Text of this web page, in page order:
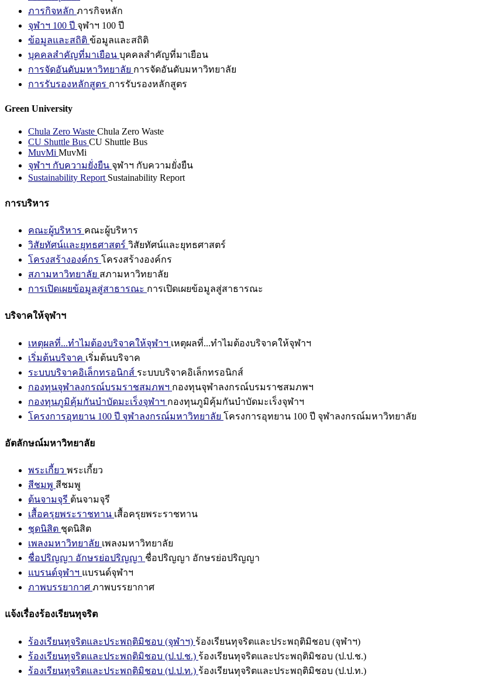
ภารกิจหลัก ภารกิจหลัก
จุฬาฯ 100 ปี จุฬาฯ 100 ปี
ข้อมูลและสถิติ ข้อมูลและสถิติ
บุคคลสำคัญที่มาเยือน บุคคลสำคัญที่มาเยือน
การจัดอันดับมหาวิทยาลัย การจัดอันดับมหาวิทยาลัย
การรับรองหลักสูตร การรับรองหลักสูตร
Green University
Chula Zero Waste Chula Zero Waste
CU Shuttle Bus CU Shuttle Bus
MuvMi MuvMi
จุฬาฯ กับความยั่งยืน จุฬาฯ กับความยั่งยืน
Sustainability Report Sustainability Report
การบริหาร
คณะผู้บริหาร คณะผู้บริหาร
วิสัยทัศน์และยุทธศาสตร์ วิสัยทัศน์และยุทธศาสตร์
โครงสร้างองค์กร โครงสร้างองค์กร
สภามหาวิทยาลัย สภามหาวิทยาลัย
การเปิดเผยข้อมูลสู่สาธารณะ การเปิดเผยข้อมูลสู่สาธารณะ
บริจาคให้จุฬาฯ
เหตุผลที่...ทำไมต้องบริจาคให้จุฬาฯ เหตุผลที่...ทำไมต้องบริจาคให้จุฬาฯ
เริ่มต้นบริจาค เริ่มต้นบริจาค
ระบบบริจาคอิเล็กทรอนิกส์ ระบบบริจาคอิเล็กทรอนิกส์
กองทุนจุฬาลงกรณ์บรมราชสมภพฯ กองทุนจุฬาลงกรณ์บรมราชสมภพฯ
กองทุนภูมิคุ้มกันบำบัดมะเร็งจุฬาฯ กองทุนภูมิคุ้มกันบำบัดมะเร็งจุฬาฯ
โครงการอุทยาน 100 ปี จุฬาลงกรณ์มหาวิทยาลัย โครงการอุทยาน 100 ปี จุฬาลงกรณ์มหาวิทยาลัย
อัตลักษณ์มหาวิทยาลัย
พระเกี้ยว พระเกี้ยว
สีชมพู สีชมพู
ต้นจามจุรี ต้นจามจุรี
เสื้อครุยพระราชทาน เสื้อครุยพระราชทาน
ชุดนิสิต ชุดนิสิต
เพลงมหาวิทยาลัย เพลงมหาวิทยาลัย
ชื่อปริญญา อักษรย่อปริญญา ชื่อปริญญา อักษรย่อปริญญา
แบรนด์จุฬาฯ แบรนด์จุฬาฯ
ภาพบรรยากาศ ภาพบรรยากาศ
แจ้งเรื่องร้องเรียนทุจริต
ร้องเรียนทุจริตและประพฤติมิชอบ (จุฬาฯ) ร้องเรียนทุจริตและประพฤติมิชอบ (จุฬาฯ)
ร้องเรียนทุจริตและประพฤติมิชอบ (ป.ป.ช.) ร้องเรียนทุจริตและประพฤติมิชอบ (ป.ป.ช.)
ร้องเรียนทุจริตและประพฤติมิชอบ (ป.ป.ท.) ร้องเรียนทุจริตและประพฤติมิชอบ (ป.ป.ท.)